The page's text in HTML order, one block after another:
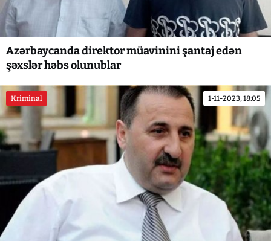
Azərbaycanda direktor müavinini şantaj edən
şəxslər həbs olunublar
Kriminal 1-11-2023, 18:05